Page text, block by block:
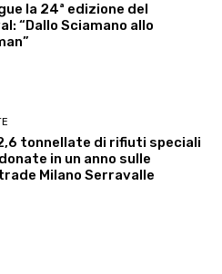
la 24ª edizione del
“Dallo Sciamano allo
tonnellate di rifiuti speciali
in un anno sulle
Milano Serravalle